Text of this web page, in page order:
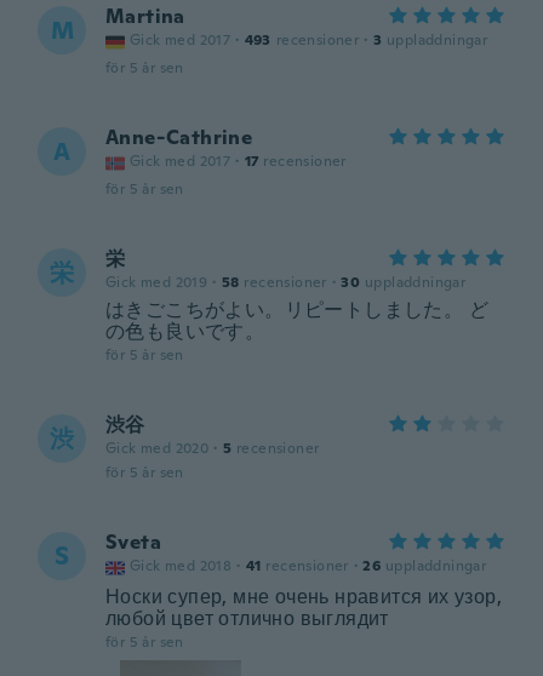
M Martina
Gick med 2017 · 493 recensioner · 3 uppladdningar
för 5 år sen
A Anne-Cathrine
Gick med 2017 · 17 recensioner
för 5 år sen
栄 栄
Gick med 2019 · 58 recensioner · 30 uppladdningar
はきごこちがよい。リピートしました。 ど
の色も良いです。
för 5 år sen
渋 渋谷
Gick med 2020 · 5 recensioner
för 5 år sen
S Sveta
Gick med 2018 · 41 recensioner · 26 uppladdningar
Носки супер, мне очень нравится их узор,
любой цвет отлично выглядит
för 5 år sen